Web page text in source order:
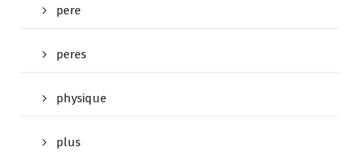
pere
peres
physique
plus